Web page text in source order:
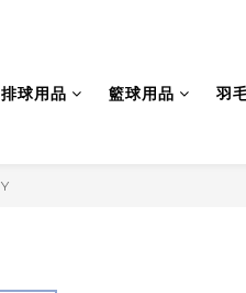
排球用品 籃球用品 羽